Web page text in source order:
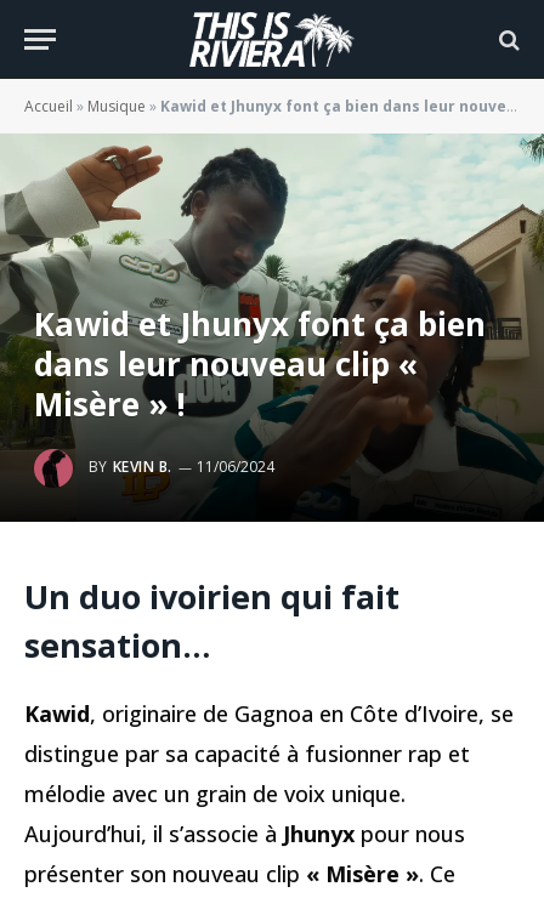
Accueil » Musique » Kawid et Jhunyx font ça bien dans leur nouveau clip « Misère » !
Kawid et Jhunyx font ça bien
dans leur nouveau clip «
Misère » !
BY KEVIN B. 11/06/2024
Un duo ivoirien qui fait
sensation…
Kawid, originaire de Gagnoa en Côte d’Ivoire, se
distingue par sa capacité à fusionner rap et
mélodie avec un grain de voix unique.
Aujourd’hui, il s’associe à Jhunyx pour nous
présenter son nouveau clip « Misère ». Ce